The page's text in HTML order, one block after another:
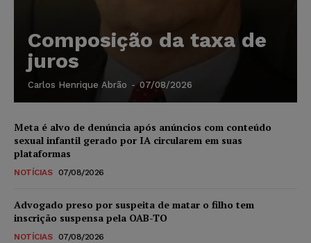
Composição da taxa de
juros
Carlos Henrique Abrão - 07/08/2026
Meta é alvo de denúncia após anúncios com conteúdo
sexual infantil gerado por IA circularem em suas
plataformas
NOTÍCIAS 07/08/2026
Advogado preso por suspeita de matar o filho tem
inscrição suspensa pela OAB-TO
NOTÍCIAS 07/08/2026